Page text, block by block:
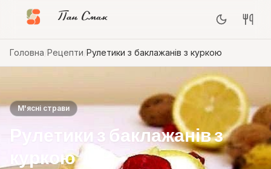
Пан Смак
Головна Рецепти Рулетики з баклажанів з куркою
М'ясні страви
Рулетики з баклажанів з
куркою